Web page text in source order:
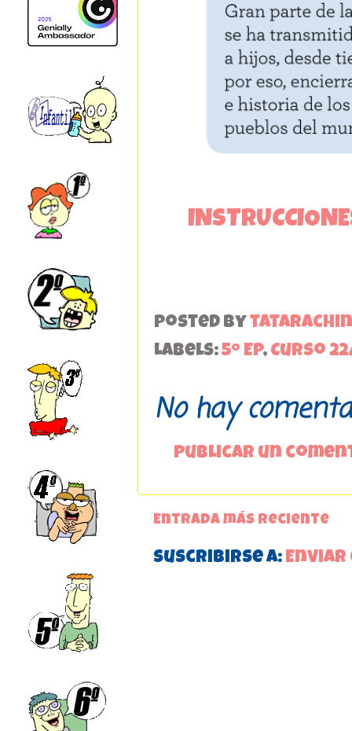
Posted bytatarachin
Labels:5º EP, Curso
No hay
Publicar un
Entrada más reciente
Suscribirse a: Enviar